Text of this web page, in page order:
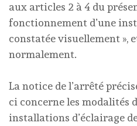
aux articles 2 à 4 du
fonctionnement d’une
constatée visuellement »,
normalement.
La notice de l’arrêté
ci concerne les modalités
installations d’éclairage